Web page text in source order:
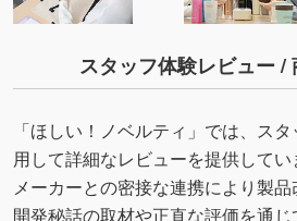
スタッフ体験レビュー /
「ほしい！ノベルティ」では、ス
用して詳細なレビューを提供してい
メーカーとの密接な連携により製品
開発秘話の取材や正直な評価を通